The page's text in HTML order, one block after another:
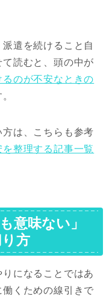
遣を続けること自
読むと、頭の中が
るのが不安なときの
は、こちらも参考
整理する記事一覧
意味ない」
方
になることではあ
くための線引きで